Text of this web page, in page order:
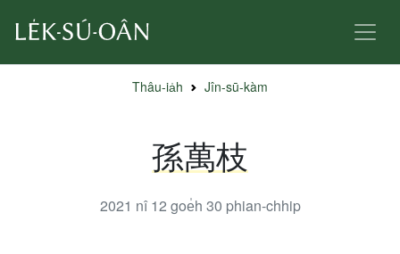
Thâu-ia̍h Jîn-sū-kàm
孫萬枝
2021 nî 12 goe̍h 30 phian-chhip